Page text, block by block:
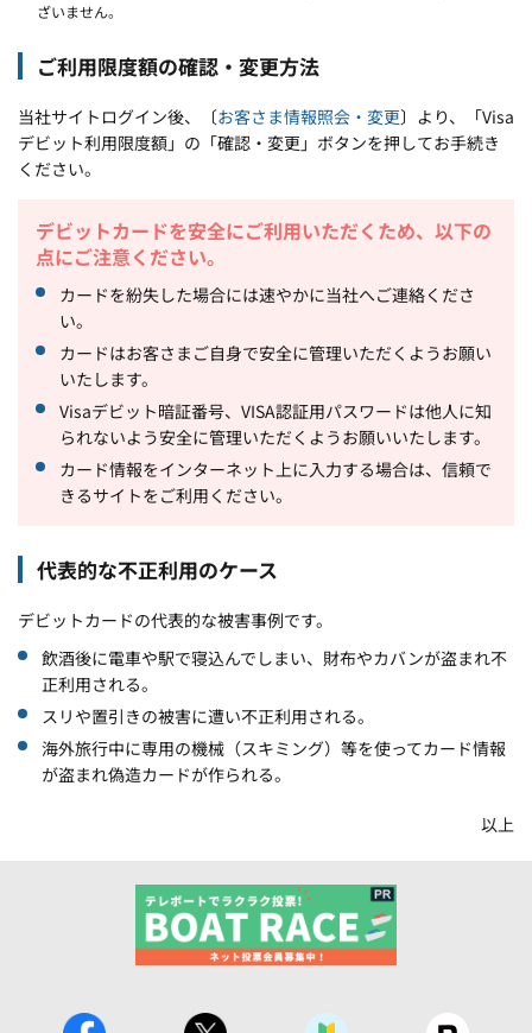
ざいません。
ご利用限度額の確認・変更方法
当社サイトログイン後、〔お客さま情報照会・変更〕より、「Visa
デビット利用限度額」の「確認・変更」ボタンを押してお手続き
ください。
デビットカードを安全にご利用いただくため、以下の
点にご注意ください。
カードを紛失した場合には速やかに当社へご連絡くださ
い。
カードはお客さまご自身で安全に管理いただくようお願い
いたします。
Visaデビット暗証番号、VISA認証用パスワードは他人に知
られないよう安全に管理いただくようお願いいたします。
カード情報をインターネット上に入力する場合は、信頼で
きるサイトをご利用ください。
代表的な不正利用のケース
デビットカードの代表的な被害事例です。
飲酒後に電車や駅で寝込んでしまい、財布やカバンが盗まれ不
正利用される。
スリや置引きの被害に遭い不正利用される。
海外旅行中に専用の機械（スキミング）等を使ってカード情報
が盗まれ偽造カードが作られる。
以上